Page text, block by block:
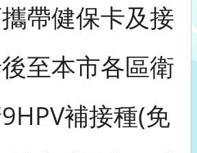
帶健保卡及接
至本市各區衛
補接種(免